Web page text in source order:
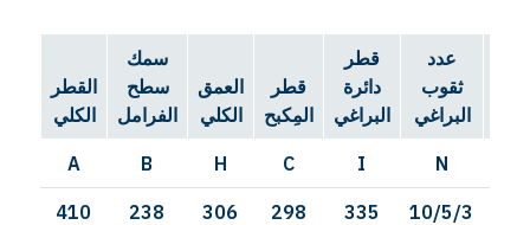
القطر
الكلي
سمك
سطح
الفرامل
العمق
الكلي
قطر
المِكبح
قطر
دائرة
البراغي
عدد
ثقوب
البراغي
A B H C I N
410 238 306 298 335 10/5/3